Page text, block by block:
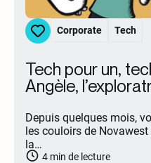
Corporate Tech
Tech pour un,
Angèle,
Depuis quelques mois,
les couloirs de
la…
4 min de lecture